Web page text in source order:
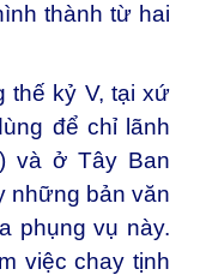
thành từ hai
thế kỷ V, tại xứ
để chỉ lãnh
và ở Tây Ban
những bản văn
phụng vụ này.
việc chay tịnh